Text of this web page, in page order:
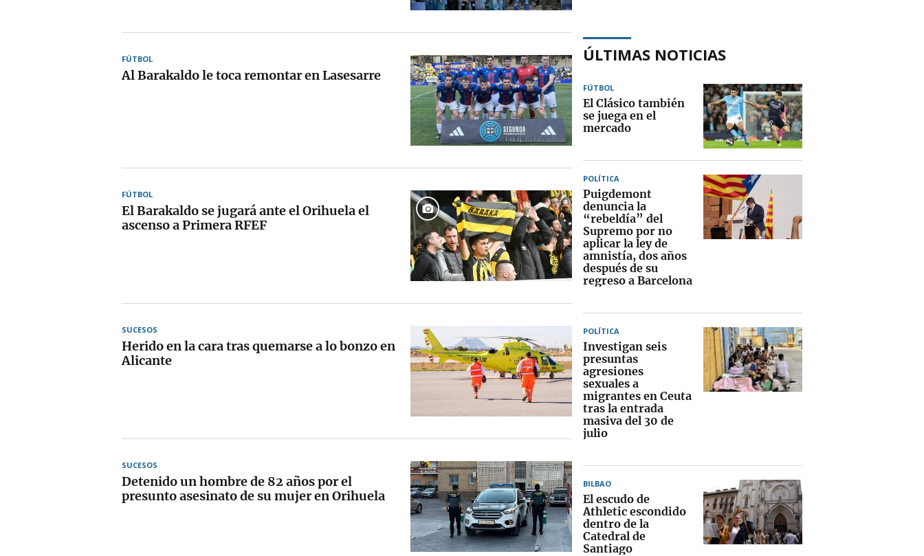
FÚTBOL
Al Barakaldo le toca remontar en Lasesarre
FÚTBOL
El Barakaldo se jugará ante el Orihuela el
ascenso a Primera RFEF
SUCESOS
Herido en la cara tras quemarse a lo bonzo en
Alicante
SUCESOS
Detenido un hombre de 82 años por el
presunto asesinato de su mujer en Orihuela
ÚLTIMAS NOTICIAS
FÚTBOL
El Clásico también
se juega en el
mercado
POLÍTICA
Puigdemont
denuncia la
“rebeldía” del
Supremo por no
aplicar la ley de
amnistía, dos años
después de su
regreso a Barcelona
POLÍTICA
Investigan seis
presuntas
agresiones
sexuales a
migrantes en Ceuta
tras la entrada
masiva del 30 de
julio
BILBAO
El escudo de
Athletic escondido
dentro de la
Catedral de
Santiago